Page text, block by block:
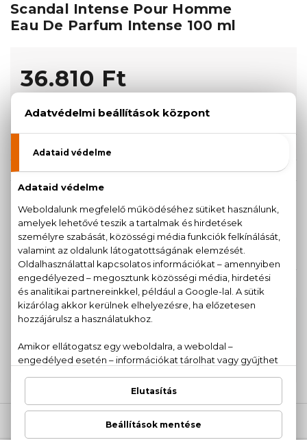
Scandal Intense Pour Homme
Eau De Parfum Intense 100 ml
36.810 Ft
KOSÁRBA TESZEM
Törzsvásárlóknak csak:
50 ml
29.350 Ft
100 ml
36.810 Ft
KAPCSOLÓDÓ TERMÉKEK
100% eredeti termékek,14 napos visszaküldési
garanciával
Kérdésed van, elakadtál? Hívd ügyfélszolgálatunkat:
20 779 1924